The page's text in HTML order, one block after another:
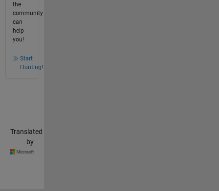
the
community
can
help
you!
Start
Hunting!
Translated
by